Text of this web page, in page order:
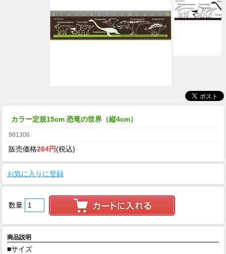
カラー定規15cm 恐竜の世界（縦4cm）
981306
販売価格264円(税込)
お気に入りに登録
数量
商品説明
■サイズ